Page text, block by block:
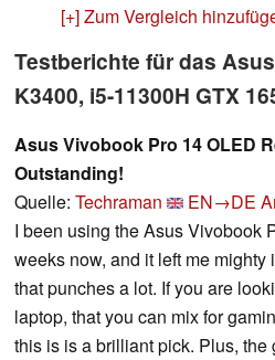
[+] Zum Vergleich
Testberichte für das
K3400, i5-11300H GTX
Asus Vivobook Pro 14 OLED
Outstanding!
Quelle: Techraman EN→DE
I been using the Asus Vivobook
weeks now, and it left me
that punches a lot. If you are
laptop, that you can mix for
this is is a brilliant pick. Plus,